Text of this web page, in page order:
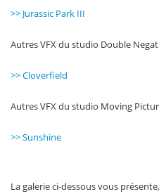
>> Jurassic Park III
Autres VFX du studio Double
>> Cloverfield
Autres VFX du studio Moving
>> Sunshine
La galerie ci-dessous vous